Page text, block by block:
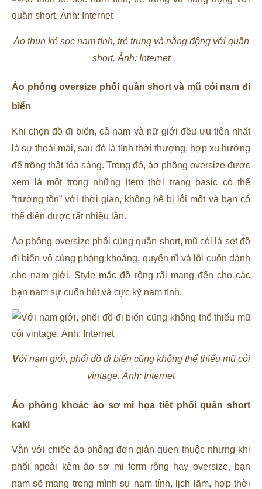
Áo thun kẻ sọc nam tính, trẻ trung và năng động với quần
short. Ảnh: Internet
Áo phông oversize phối quần short và mũ cói nam đi
biển
Khi chọn đồ đi biển, cả nam và nữ giới đều ưu tiên nhất
là sự thoải mái, sau đó là tính thời thượng, hợp xu hướng
để trông thật tỏa sáng. Trong đó, áo phông oversize được
xem là một trong những item thời trang basic có thể
“trường tồn” với thời gian, không hề bị lỗi mốt và bạn có
thể diện được rất nhiều lần.
Áo phông oversize phối cùng quần short, mũ cói là set đồ
đi biển vô cùng phóng khoáng, quyến rũ và lôi cuốn dành
cho nam giới. Style mặc đồ rộng rãi mang đến cho các
bạn nam sự cuốn hút và cực kỳ nam tính.
Với nam giới, phối đồ đi biển cũng không thể thiếu mũ cói
vintage. Ảnh: Internet
Áo phông khoác áo sơ mi họa tiết phối quần short
kaki
Vẫn với chiếc áo phông đơn giản quen thuộc nhưng khi
phối ngoài kèm áo sơ mi form rộng hay oversize, bạn
nam sẽ mang trong mình sự nam tính, lịch lãm, hợp thời